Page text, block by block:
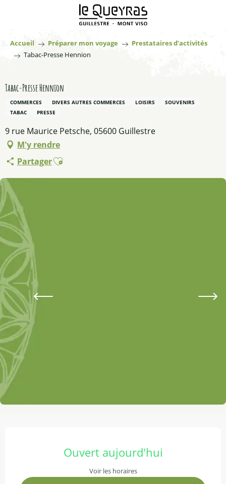
principal
Accueil Préparer mon voyage
Prestataires d’activités
Tabac-Presse Hennion
Tabac-Presse Hennion
COMMERCES DIVERS AUTRES COMMERCES LOISIRS
SOUVENIRS
TABAC
PRESSE
9 rue Maurice Petsche, 05600 Guillestre
M'y rendre
PartagerAjouter aux favoris
Ouvert aujourd'hui
Voir les horaires